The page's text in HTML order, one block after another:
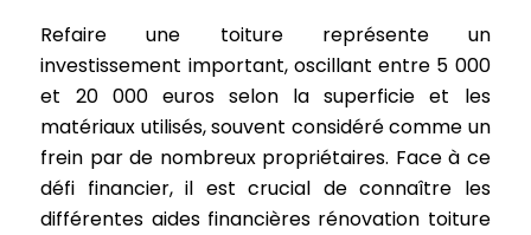
Refaire une toiture représente un
investissement important, oscillant entre 5 000
et 20 000 euros selon la superficie et les
matériaux utilisés, souvent considéré comme un
frein par de nombreux propriétaires. Face à ce
défi financier, il est crucial de connaître les
différentes aides financières rénovation toiture